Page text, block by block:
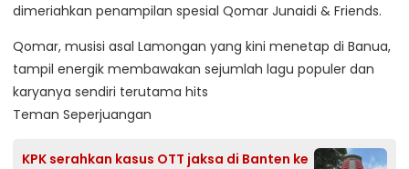
dimeriahkan penampilan spesial Qomar Junaidi & Friends.
Qomar, musisi asal Lamongan yang kini menetap di Banua,
tampil energik membawakan sejumlah lagu populer dan
karyanya sendiri terutama hits
Teman Seperjuangan
KPK serahkan kasus OTT jaksa di Banten ke